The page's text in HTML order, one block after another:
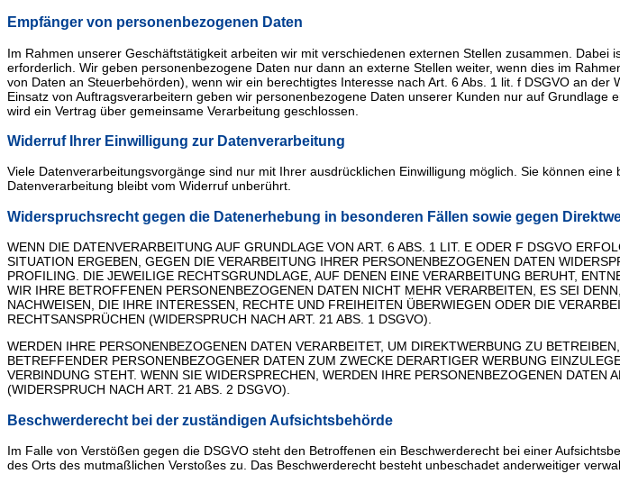
Empfänger von personenbezogenen Daten
Im Rahmen unserer Geschäftstätigkeit arbeiten wir mit verschiedenen externen Stellen zusammen.
erforderlich. Wir geben personenbezogene Daten nur dann an externe Stellen weiter, wenn dies im
von Daten an Steuerbehörden), wenn wir ein berechtigtes Interesse nach Art. 6 Abs. 1 lit. f DSGVO an
Einsatz von Auftragsverarbeitern geben wir personenbezogene Daten unserer Kunden nur auf
wird ein Vertrag über gemeinsame Verarbeitung geschlossen.
Widerruf Ihrer Einwilligung zur Datenverarbeitung
Viele Datenverarbeitungsvorgänge sind nur mit Ihrer ausdrücklichen Einwilligung möglich. Sie können
Datenverarbeitung bleibt vom Widerruf unberührt.
Widerspruchsrecht gegen die Datenerhebung in besonderen Fällen sowie gegen
WENN DIE DATENVERARBEITUNG AUF GRUNDLAGE VON ART. 6 ABS. 1 LIT. E ODER F DSGVO
SITUATION ERGEBEN, GEGEN DIE VERARBEITUNG IHRER PERSONENBEZOGENEN DATEN
PROFILING. DIE JEWEILIGE RECHTSGRUNDLAGE, AUF DENEN EINE VERARBEITUNG BERUHT,
WIR IHRE BETROFFENEN PERSONENBEZOGENEN DATEN NICHT MEHR VERARBEITEN, ES SEI
NACHWEISEN, DIE IHRE INTERESSEN, RECHTE UND FREIHEITEN ÜBERWIEGEN ODER DIE
RECHTSANSPRÜCHEN (WIDERSPRUCH NACH ART. 21 ABS. 1 DSGVO).
WERDEN IHRE PERSONENBEZOGENEN DATEN VERARBEITET, UM DIREKTWERBUNG ZU
BETREFFENDER PERSONENBEZOGENER DATEN ZUM ZWECKE DERARTIGER WERBUNG
VERBINDUNG STEHT. WENN SIE WIDERSPRECHEN, WERDEN IHRE PERSONENBEZOGENEN
(WIDERSPRUCH NACH ART. 21 ABS. 2 DSGVO).
Beschwerde­recht bei der zuständigen Aufsichts­behörde
Im Falle von Verstößen gegen die DSGVO steht den Betroffenen ein Beschwerderecht bei einer
des Orts des mutmaßlichen Verstoßes zu. Das Beschwerderecht besteht unbeschadet anderweitiger